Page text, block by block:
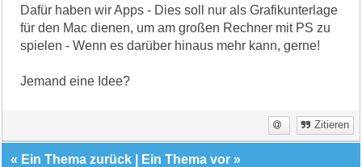
Dafür haben wir Apps - Dies soll nur als Grafikunterlage
für den Mac dienen, um am großen Rechner mit PS zu
spielen - Wenn es darüber hinaus mehr kann, gerne!
Jemand eine Idee?
Zitieren
« Ein Thema zurück Ein Thema vor »